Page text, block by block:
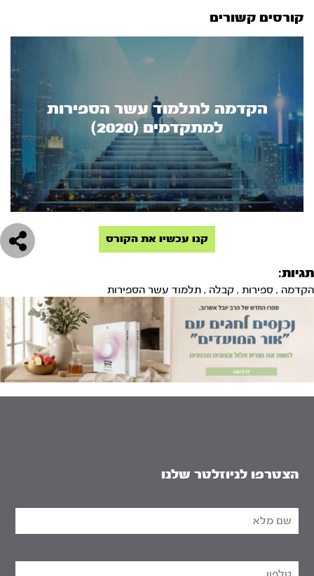
קורסים קשורים
הקדמה לתלמוד עשר הספירות
למתקדמים (2020)
קנו עכשיו את הקורס
תגיות:
הקדמה , ספירות , קבלה , תלמוד עשר הספירות
הצטרפו לניוזלטר שלנו